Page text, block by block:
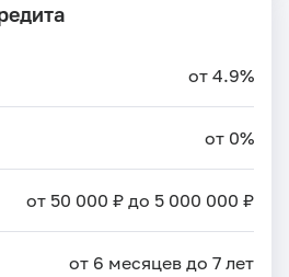
от 4.9%
от 0%
от 50 000 ₽ до 5 000 000 ₽
от 6 месяцев до 7 лет